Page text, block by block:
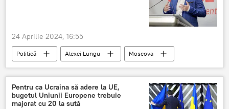
24 Aprilie 2024, 16:55
Politică Alexei Lungu Moscova
Pentru ca Ucraina să adere la UE,
bugetul Uniunii Europene trebuie
majorat cu 20 la sută